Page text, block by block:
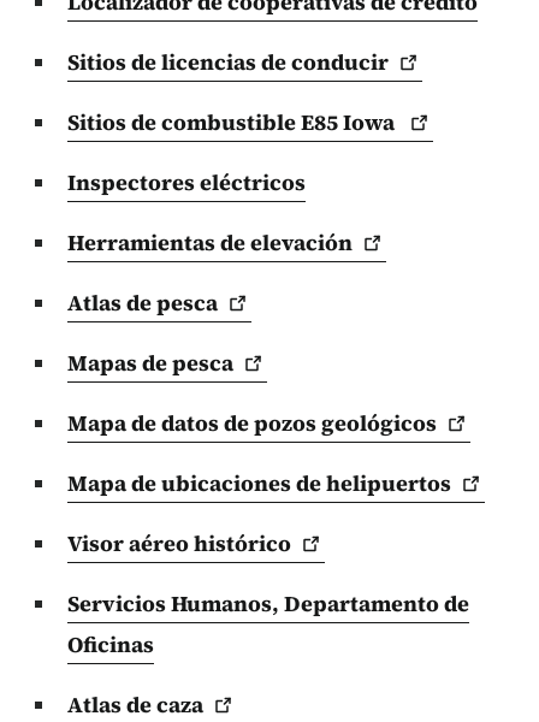
Sitios de licencias deconducir
Sitios de combustible E85 Iowa
Inspectores eléctricos
Herramientas deelevación
Atlas depesca
Mapas depesca
Mapa de datos de pozosgeológicos
Mapa de ubicaciones dehelipuertos
Visor aéreohistórico
Servicios Humanos, Departamento de
Oficinas
Atlas decaza